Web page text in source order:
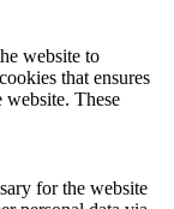
website to
that ensures
website. These
for the website